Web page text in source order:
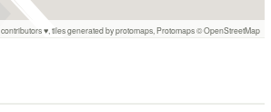
♥, tiles generated by protomaps Protomaps©OpenStreetMap